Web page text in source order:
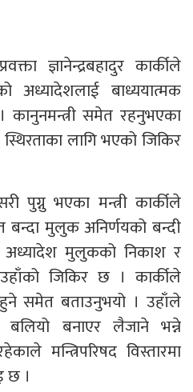
ज्ञानेन्द्रबहादुर कार्कीले
अध्यादेशलाई बाध्ययात्मक
समेत रहनुभएका
लागि भएको जिकिर
पुग्नु भएका मन्त्री कार्कीले
बन्दा मुलुक अनिर्णयको बन्दी
अध्यादेश मुलुकको निकाश र
जिकिर छ । कार्कीले
हुने समेत बताउनुभयो । उहाँले
बनाएर लैजाने भन्ने
मन्त्रिपरिषद विस्तारमा
छ ।